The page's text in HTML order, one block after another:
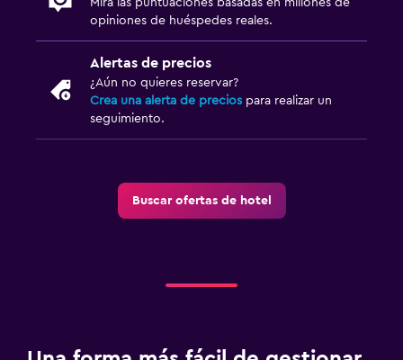
opiniones de huéspedes reales.
Alertas de precios
¿Aún no quieres reservar?
Crea una alerta de precios para realizar un
seguimiento.
Buscar ofertas de hotel